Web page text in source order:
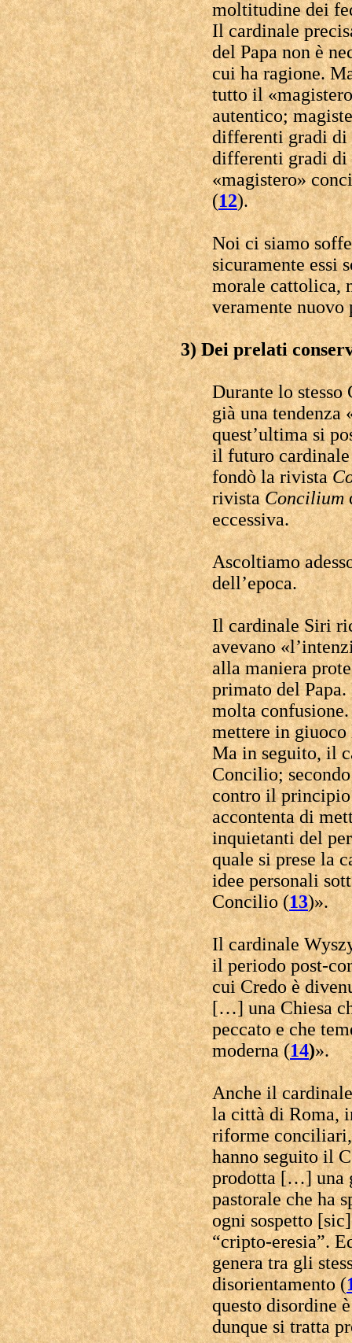
moltitudine dei
Il cardinale
del Papa non è
cui ha ragione.
tutto il
autentico;
differenti gradi di
differenti gradi di
«magistero»
(12).
Noi ci siamo
sicuramente essi
morale cattolica,
veramente
3) Dei prelati
Durante lo
già una tendenza
quest’ultima si
il futuro cardinale
fondò la rivista
rivistaConcilium
eccessiva.
Ascoltiamo
dell’epoca.
Il cardinale Siri
avevano
alla maniera
primato del
molta
mettere in
Ma in seguito, il
Concilio;
contro il
accontenta di
inquietanti del
quale si prese la
idee personali
Concilio (13)».
Il cardinale
il periodo post-
cui Credo è
[…] una Chiesa
peccato e che
moderna (14)».
Anche il
la città di Roma,
riforme
hanno seguito il
prodotta […] una
pastorale che ha
ogni sospetto
“cripto-eresia”.
genera tra gli
disorientamento (
questo disordine
dunque si tratta